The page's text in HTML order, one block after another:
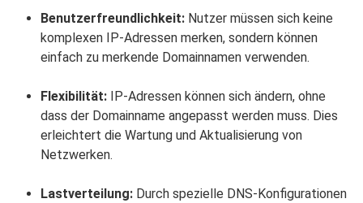
Benutzerfreundlichkeit: Nutzer müssen sich keine
komplexen IP-Adressen merken, sondern können
einfach zu merkende Domainnamen verwenden.
Flexibilität: IP-Adressen können sich ändern, ohne
dass der Domainname angepasst werden muss. Dies
erleichtert die Wartung und Aktualisierung von
Netzwerken.
Lastverteilung: Durch spezielle DNS-Konfigurationen